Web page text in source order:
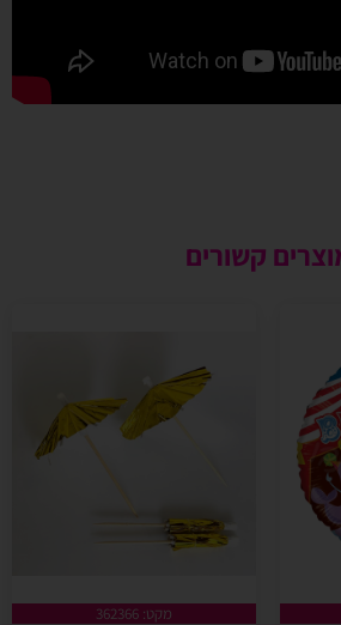
קשורים
מקט: 362366